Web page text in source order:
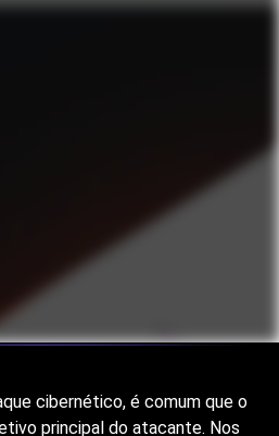
cibernético, é comum que o
principal do atacante. Nos